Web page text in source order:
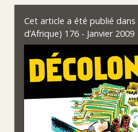
Cet article a été publié dans
d’Afrique) 176 - Janvier 2009